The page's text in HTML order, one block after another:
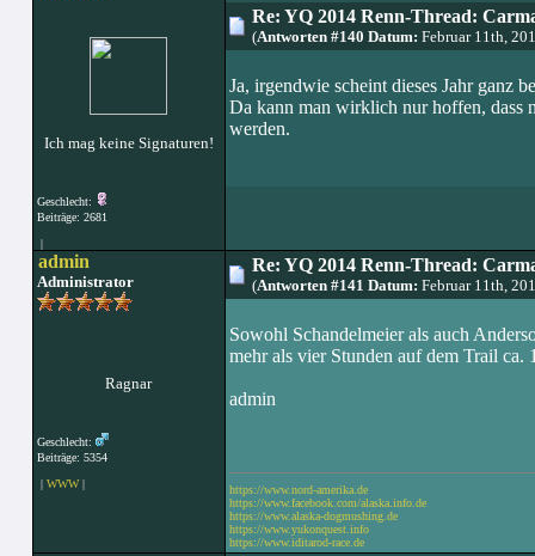
Ich mag keine Signaturen!
Geschlecht:
Beiträge: 2681
|
Re: YQ 2014 Renn-Thread:
(Antworten #140 Datum: Februar 11th,
Ja, irgendwie scheint dieses Jahr ganz
Da kann man wirklich nur hoffen, dass
werden.
admin
Administrator
Ragnar
Geschlecht:
Beiträge: 5354
| WWW|
Re: YQ 2014 Renn-Thread:
(Antworten #141 Datum: Februar 11th,
Sowohl Schandelmeier als auch
mehr als vier Stunden auf dem Trail
admin
https://www.nord-amerika.de
https://www.facebook.com/alaska.info.de
https://www.alaska-dogmushing.de
https://www.yukonquest.info
https://www.iditarod-race.de